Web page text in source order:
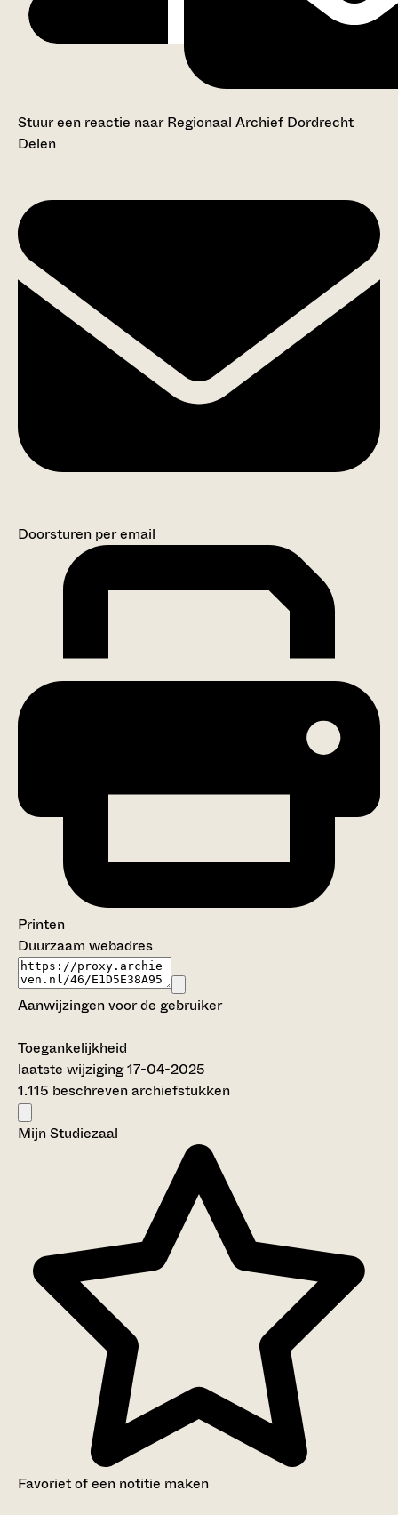
Stuur een reactie naar Regionaal Archief Dordrecht
Delen
Doorsturen per email
Printen
Duurzaam webadres
Aanwijzingen voor de gebruiker
Toegankelijkheid
laatste wijziging 17-04-2025
1.115 beschreven archiefstukken
Mijn Studiezaal
Favoriet of een notitie maken